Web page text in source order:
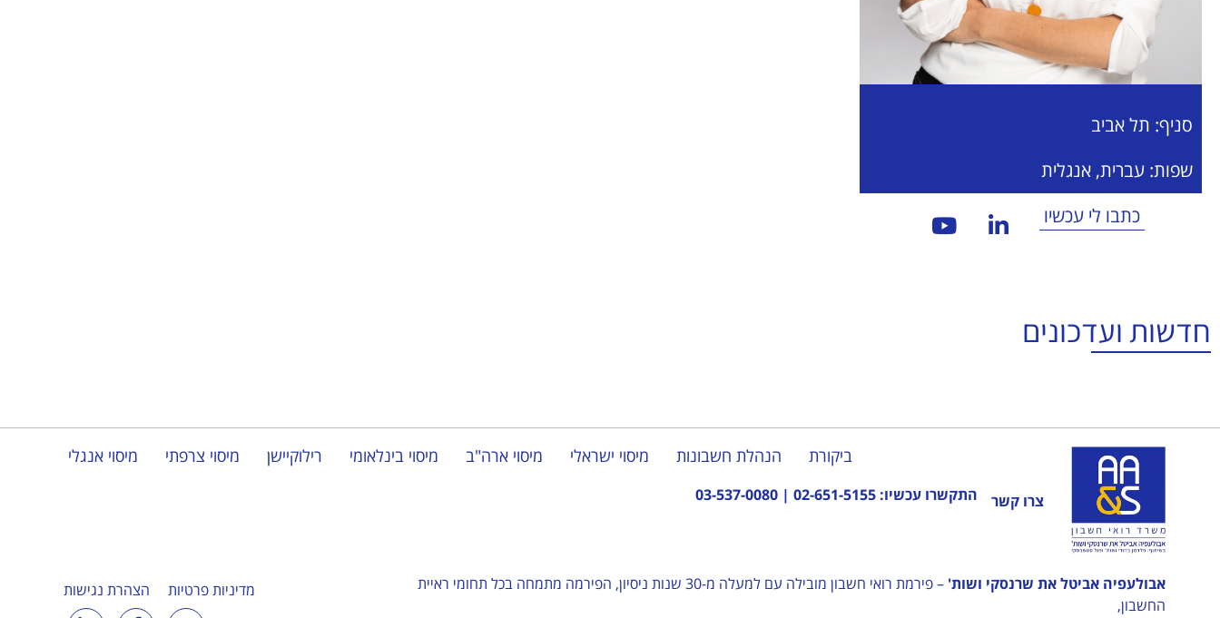
סניף: תל אביב
שפות: עברית, אנגלית
כתבו לי עכשיו
חדשות ועדכונים
ביקורת הנהלת חשבונות מיסוי ישראלי מיסוי ארה"ב מיסוי בינלאומי רילוקיישן מיסוי צרפתי מיסוי אנגלי
צרו קשר התקשרו עכשיו:02-651-5155
|
03-537-0080
מדיניות פרטיות הצהרת נגישות אבולעפיה אביטל את שרנסקי ושות'
– פירמת רואי חשבון מובילה עם למעלה מ-30 שנות ניסיון, הפירמה מתמחה בכל תחומי ראיית
החשבון,